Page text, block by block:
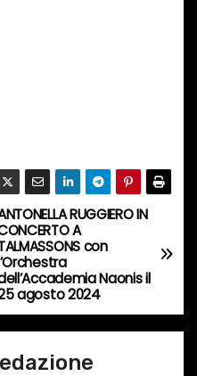
RUGGIERO IN
A
con
Naonis il
agosto 2024